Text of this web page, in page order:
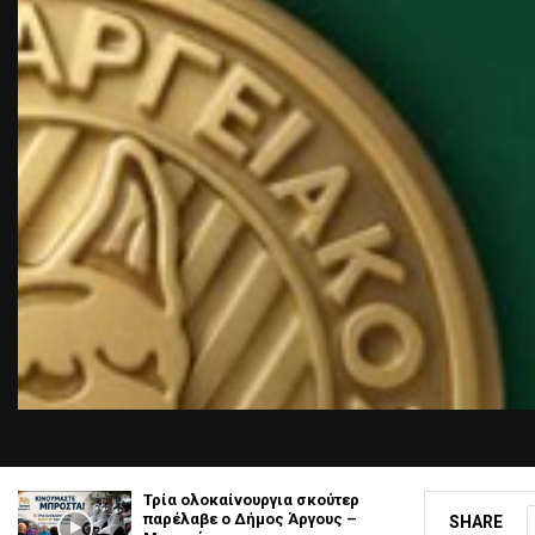
SHARE
Τρία ολοκαίνουργια σκούτερ
παρέλαβε o Δήμος Άργους –